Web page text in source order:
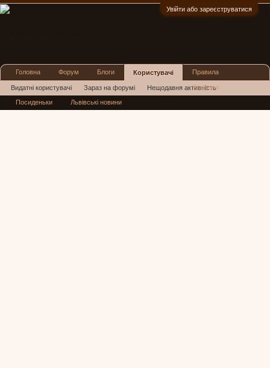
Увійти або зареєструватися
Головна Форум Блоги Користувачі
Видатні користувачі Зараз на форумі Нещодавня активність
Нові повідомлення профілю
Правила
Реклама
Посиденьки Львівські новини